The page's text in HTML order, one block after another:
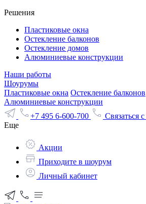
Решения
Пластиковые окна
Остекление балконов
Остекление домов
Алюминиевые конструкции
Наши работы
Шоурумы
Пластиковые окна Остекление балконов
Алюминиевые конструкции
+7 495 6-600-700
Связаться
Еще
Акции
Приходите в шоурум
Личный кабинет